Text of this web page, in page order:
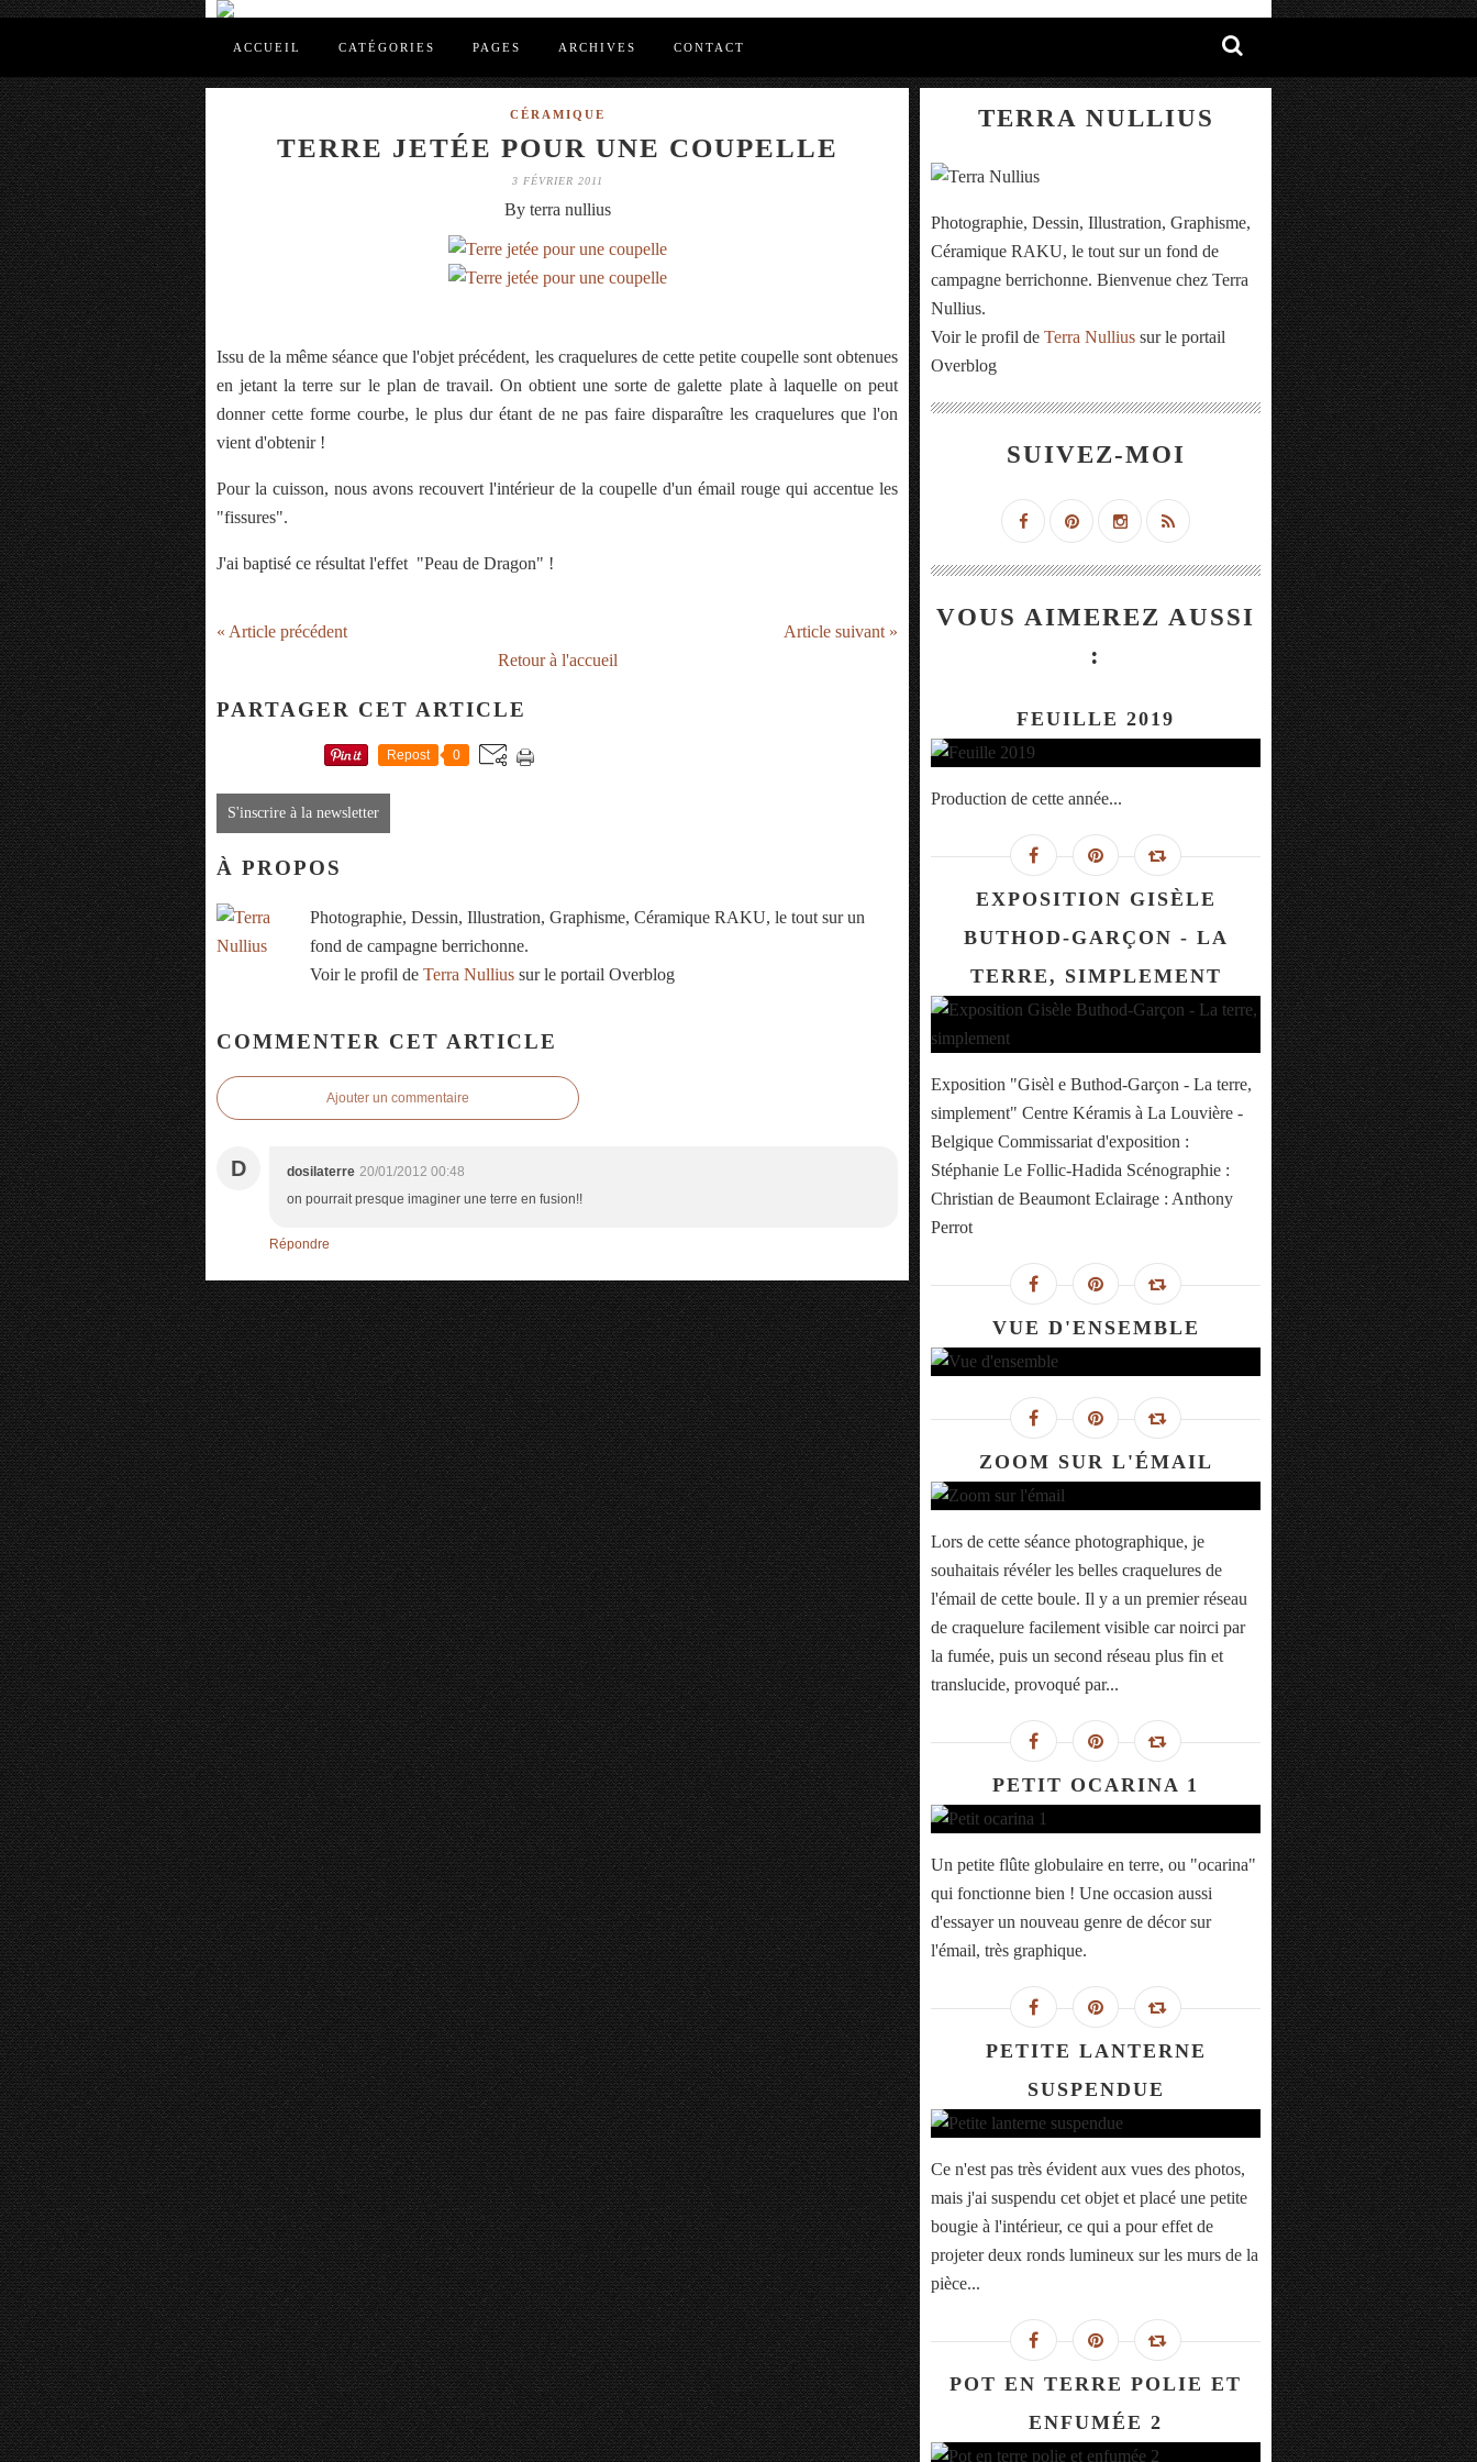
ACCUEIL CATÉGORIES PAGES ARCHIVES CONTACT
CÉRAMIQUE
TERRE JETÉE POUR UNE COUPELLE
3 FÉVRIER 2011
By terra nullius
Issu de la même séance que l'objet précédent, les craquelures de cette petite coupelle sont obtenues
en jetant la terre sur le plan de travail. On obtient une sorte de galette plate à laquelle on peut
donner cette forme courbe, le plus dur étant de ne pas faire disparaître les craquelures que l'on
vient d'obtenir !
Pour la cuisson, nous avons recouvert l'intérieur de la coupelle d'un émail rouge qui accentue les
"fissures".
J'ai baptisé ce résultat l'effet "Peau de Dragon" !
« Article précédent
Article suivant »
Retour à l'accueil
PARTAGER CET ARTICLE
Repost 0
S'inscrire à la newsletter
À PROPOS
Photographie, Dessin, Illustration, Graphisme, Céramique RAKU, le tout sur un
fond de campagne berrichonne.
Voir le profil de Terra Nullius sur le portail Overblog
COMMENTER CET ARTICLE
Ajouter un commentaire
D dosilaterre 20/01/2012 00:48
on pourrait presque imaginer une terre en fusion!!
Répondre
TERRA NULLIUS
Photographie, Dessin, Illustration, Graphisme,
Céramique RAKU, le tout sur un fond de
campagne berrichonne. Bienvenue chez Terra
Nullius.
Voir le profil de Terra Nullius sur le portail
Overblog
SUIVEZ-MOI
VOUS AIMEREZ AUSSI
:
FEUILLE 2019
Production de cette année...
EXPOSITION GISÈLE
BUTHOD-GARÇON - LA
TERRE, SIMPLEMENT
Exposition "Gisèl e Buthod-Garçon - La terre,
simplement" Centre Kéramis à La Louvière -
Belgique Commissariat d'exposition :
Stéphanie Le Follic-Hadida Scénographie :
Christian de Beaumont Eclairage : Anthony
Perrot
VUE D'ENSEMBLE
ZOOM SUR L'ÉMAIL
Lors de cette séance photographique, je
souhaitais révéler les belles craquelures de
l'émail de cette boule. Il y a un premier réseau
de craquelure facilement visible car noirci par
la fumée, puis un second réseau plus fin et
translucide, provoqué par...
PETIT OCARINA 1
Un petite flûte globulaire en terre, ou "ocarina"
qui fonctionne bien ! Une occasion aussi
d'essayer un nouveau genre de décor sur
l'émail, très graphique.
PETITE LANTERNE
SUSPENDUE
Ce n'est pas très évident aux vues des photos,
mais j'ai suspendu cet objet et placé une petite
bougie à l'intérieur, ce qui a pour effet de
projeter deux ronds lumineux sur les murs de la
pièce...
POT EN TERRE POLIE ET
ENFUMÉE 2